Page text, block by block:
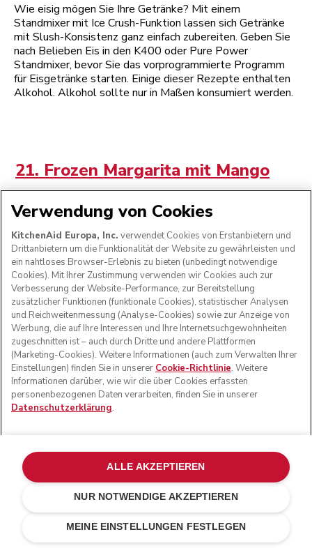
Wie eisig mögen Sie Ihre Getränke? Mit einem
Standmixer mit Ice Crush-Funktion lassen sich Getränke
mit Slush-Konsistenz ganz einfach zubereiten. Geben Sie
nach Belieben Eis in den K400 oder Pure Power
Standmixer, bevor Sie das vorprogrammierte Programm
für Eisgetränke starten. Einige dieser Rezepte enthalten
Alkohol. Alkohol sollte nur in Maßen konsumiert werden.
21. Frozen Margarita mit Mango
Hier kommt die tropische Variante der Frozen Margarita.
Sie vereint alles, was Sie an diesem Klassiker lieben,
ergänzt durch reife Mangos, um die Zitrusnote
abzumildern, sowie Chili und Kreuzkümmel für eine subtile
servieren Sie sie anschließend mit einem Salz-Chili-Rand
und einer Limettenscheibe. Am besten genießen Sie
diesen Drink in unmittelbarer Nähe eines Pools.
Verwendung von Cookies
KitchenAid Europa, Inc. verwendet Cookies von Erstanbietern und
Drittanbietern um die Funktionalität der Website zu gewährleisten und
ein nahtloses Browser-Erlebnis zu bieten (unbedingt notwendige
Cookies). Mit Ihrer Zustimmung verwenden wir Cookies auch zur
Verbesserung der Website-Performance, zur Bereitstellung
zusätzlicher Funktionen (funktionale Cookies), statistischer Analysen
und Reichweitenmessung (Analyse-Cookies) sowie zur Anzeige von
Werbung, die auf Ihre Interessen und Ihre Internetsuchgewohnheiten
zugeschnitten ist – auch durch Dritte und andere Plattformen
(Marketing-Cookies). Weitere Informationen (auch zum Verwalten Ihrer
Einstellungen) finden Sie in unserer Cookie-Richtlinie. Weitere
Informationen darüber, wie wir die über Cookies erfassten
personenbezogenen Daten verarbeiten, finden Sie in unserer
Datenschutzerklärung.
MEINE EINSTELLUNGEN FESTLEGEN
NUR NOTWENDIGE AKZEPTIEREN
ALLE AKZEPTIEREN